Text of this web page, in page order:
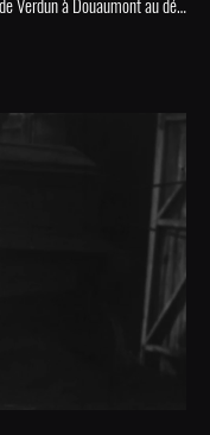
Visite en famille du site en mémoire de la bataille de Verdun à Douaumont au début des années 1930.